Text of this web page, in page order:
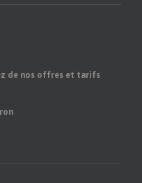
de nos offres et tarifs